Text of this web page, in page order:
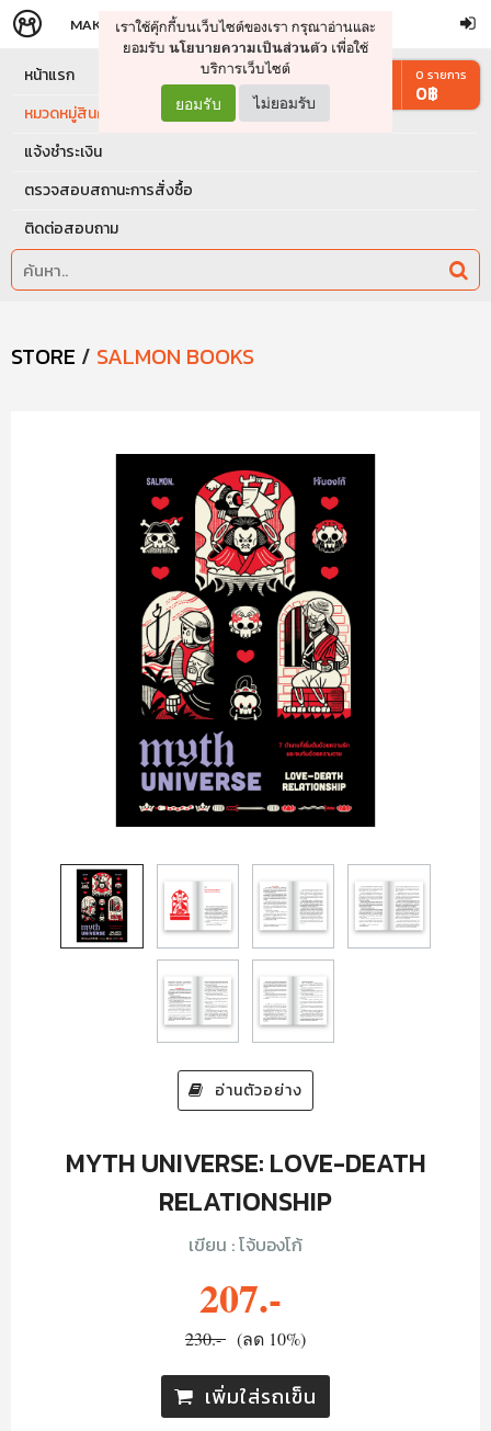
จัดการรถเข็น ดำเนินการต่อ
MAKERS STORE
เราใช้คุ๊กกี้บนเว็บไซต์ของเรา กรุณาอ่านและ
ยอมรับ นโยบายความเป็นส่วนตัว เพื่อใช้
บริการเว็บไซต์
ยอมรับ ไม่ยอมรับ
หน้าแรก
หมวดหมู่สินค้า
แจ้งชำระเงิน
ตรวจสอบสถานะการสั่งซื้อ
ติดต่อสอบถาม
0 รายการ
0฿
STORE / SALMON BOOKS
อ่านตัวอย่าง
MYTH UNIVERSE: LOVE-DEATH
RELATIONSHIP
เขียน : โจ้บองโก้
207.-
230.- (ลด 10%)
เพิ่มใส่รถเข็น